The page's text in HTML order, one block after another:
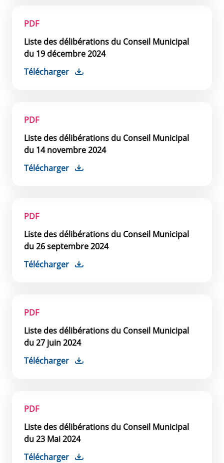
PDF
Liste des délibérations du Conseil Municipal
du 19 décembre 2024
Télécharger
PDF
Liste des délibérations du Conseil Municipal
du 14 novembre 2024
Télécharger
PDF
Liste des délibérations du Conseil Municipal
du 26 septembre 2024
Télécharger
PDF
Liste des délibérations du Conseil Municipal
du 27 juin 2024
Télécharger
PDF
Liste des délibérations du Conseil Municipal
du 23 Mai 2024
Télécharger